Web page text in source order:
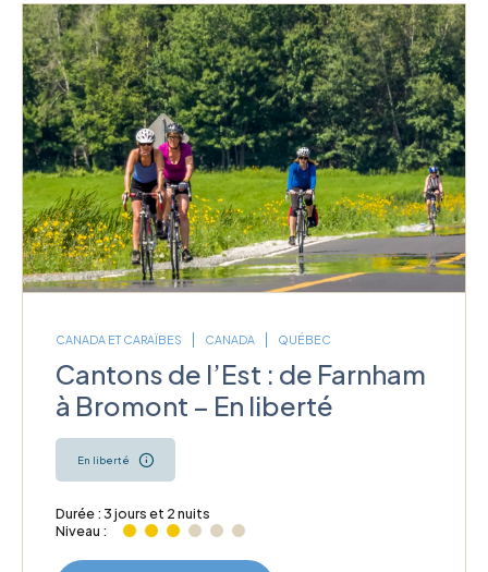
CANADA ET CARAÏBES CANADA QUÉBEC
Cantons de l’Est : de Farnham
à Bromont – En liberté
En liberté
Durée : 3 jours et 2 nuits
Niveau :